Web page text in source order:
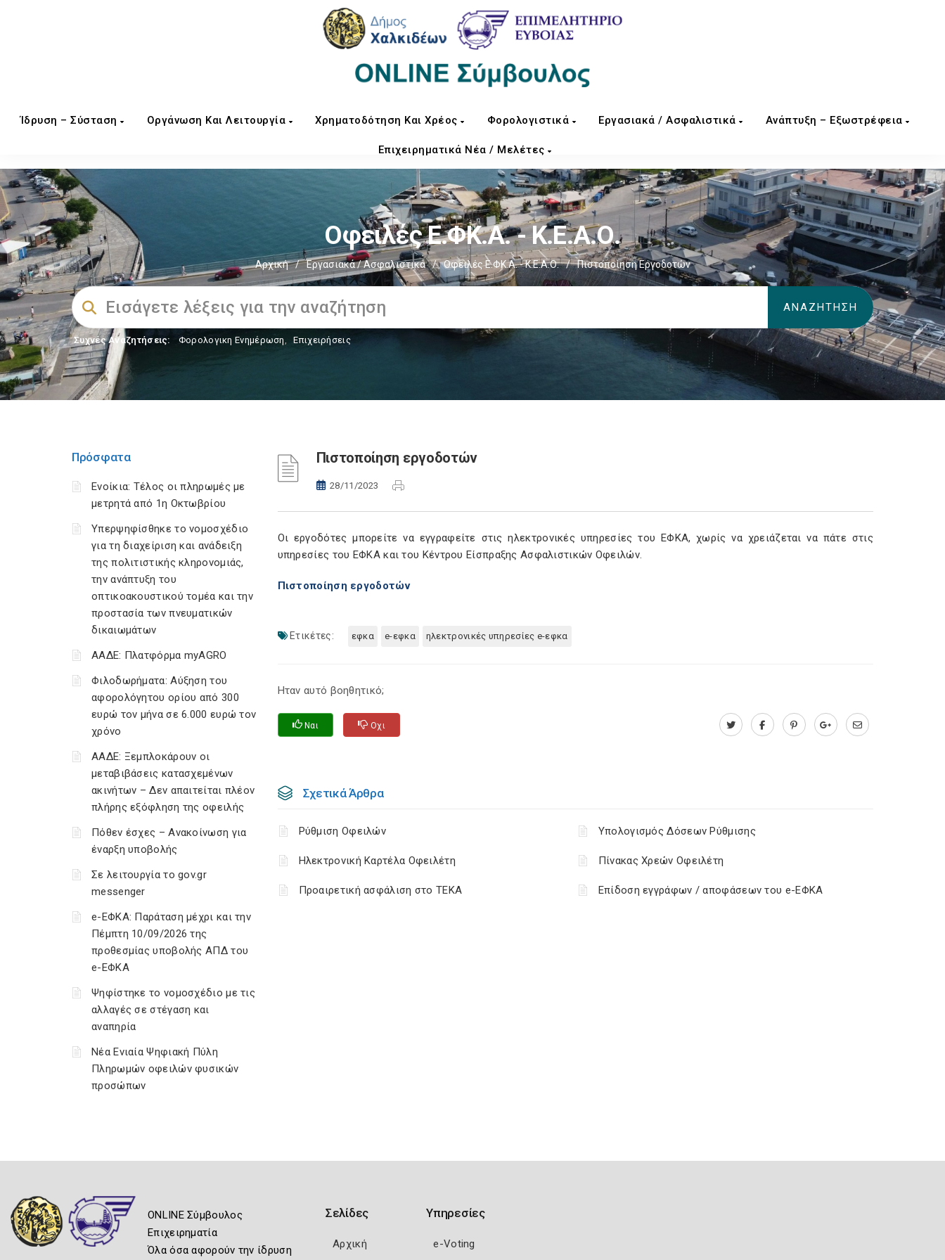
Ίδρυση – Σύσταση Οργάνωση Και Λειτουργία Χρηματοδότηση Και Χρέος Φορολογιστικά Εργασιακά / Ασφαλιστικά Ανάπτυξη – Εξωστρέφεια
Επιχειρηματικά Νέα / Μελέτες
Οφειλές Ε.ΦΚ.Α. - Κ.Ε.Α.Ο.
Αρχική / Εργασιακά / Ασφαλιστικά / Οφειλές Ε.ΦΚ.Α. - Κ.Ε.Α.Ο. / Πιστοποίηση Εργοδοτών
Συχνές Αναζητήσεις: Φορολογικη Ενημέρωση, Επιχειρήσεις
Πρόσφατα
Ενοίκια: Τέλος οι πληρωμές με
μετρητά από 1η Οκτωβρίου
Υπερψηφίσθηκε το νομοσχέδιο
για τη διαχείριση και ανάδειξη
της πολιτιστικής κληρονομιάς,
την ανάπτυξη του
οπτικοακουστικού τομέα και την
προστασία των πνευματικών
δικαιωμάτων
ΑΑΔΕ: Πλατφόρμα myAGRO
Φιλοδωρήματα: Αύξηση του
αφορολόγητου ορίου από 300
ευρώ τον μήνα σε 6.000 ευρώ τον
χρόνο
ΑΑΔΕ: Ξεμπλοκάρουν οι
μεταβιβάσεις κατασχεμένων
ακινήτων – Δεν απαιτείται πλέον
πλήρης εξόφληση της οφειλής
Πόθεν έσχες – Ανακοίνωση για
έναρξη υποβολής
Σε λειτουργία το gov.gr
messenger
e-ΕΦΚΑ: Παράταση μέχρι και την
Πέμπτη 10/09/2026 της
προθεσμίας υποβολής ΑΠΔ του
e-ΕΦΚΑ
Ψηφίστηκε το νομοσχέδιο με τις
αλλαγές σε στέγαση και
αναπηρία
Νέα Ενιαία Ψηφιακή Πύλη
Πληρωμών οφειλών φυσικών
προσώπων
Πιστοποίηση εργοδοτών
28/11/2023
Οι εργοδότες μπορείτε να εγγραφείτε στις ηλεκτρονικές υπηρεσίες του ΕΦΚΑ, χωρίς να χρειάζεται να πάτε στις
υπηρεσίες του ΕΦΚΑ και του Κέντρου Είσπραξης Ασφαλιστικών Οφειλών.
Πιστοποίηση εργοδοτών
Ετικέτες: εφκα e-εφκα ηλεκτρονικές υπηρεσίες e-εφκα
Ηταν αυτό βοηθητικό;
Ναι Οχι
Σχετικά Άρθρα
Ρύθμιση Οφειλών Υπολογισμός Δόσεων Ρύθμισης
Ηλεκτρονική Καρτέλα Οφειλέτη Πίνακας Χρεών Οφειλέτη
Προαιρετική ασφάλιση στο ΤΕΚΑ Επίδοση εγγράφων / αποφάσεων του e-ΕΦΚΑ
ONLINE Σύμβουλος
Επιχειρηματία
Όλα όσα αφορούν την ίδρυση
Σελίδες
Αρχική
Υπηρεσίες
e-Voting